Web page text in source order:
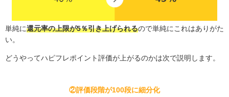
単純に還元率の上限が5％引き上げられるので単純にこれはありがた
い。
どうやってハピフレポイント評価が上がるのかは次で説明します。
②評価段階が100段に細分化